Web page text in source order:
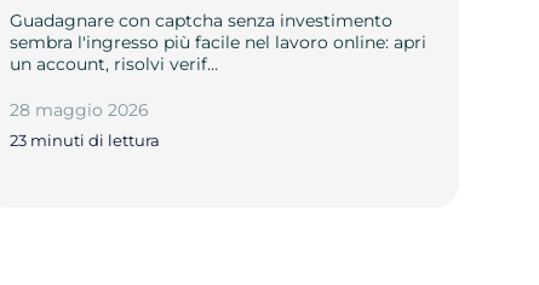
Guadagnare con captcha senza investimento
sembra l'ingresso più facile nel lavoro online: apri
un account, risolvi verif…
28 maggio 2026
23 minuti di lettura